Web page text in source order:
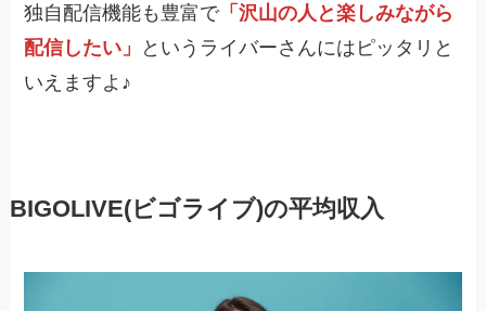
独自配信機能も豊富で「沢山の人と楽しみながら
配信したい」
というライバーさんにはピッタリと
いえますよ♪
BIGOLIVE(ビゴライブ)の平均収入